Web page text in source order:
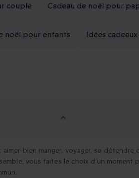
couple Cadeau de noël pour
noël pour enfants Idées
bien manger, voyager, se détendre
vous faites le choix d’un moment